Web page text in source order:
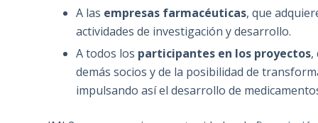
A las empresas farmacéuticas, que
actividades de investigación y desarrollo.
A todos los participantes en los proyectos,
demás socios y de la posibilidad de
impulsando así el desarrollo de